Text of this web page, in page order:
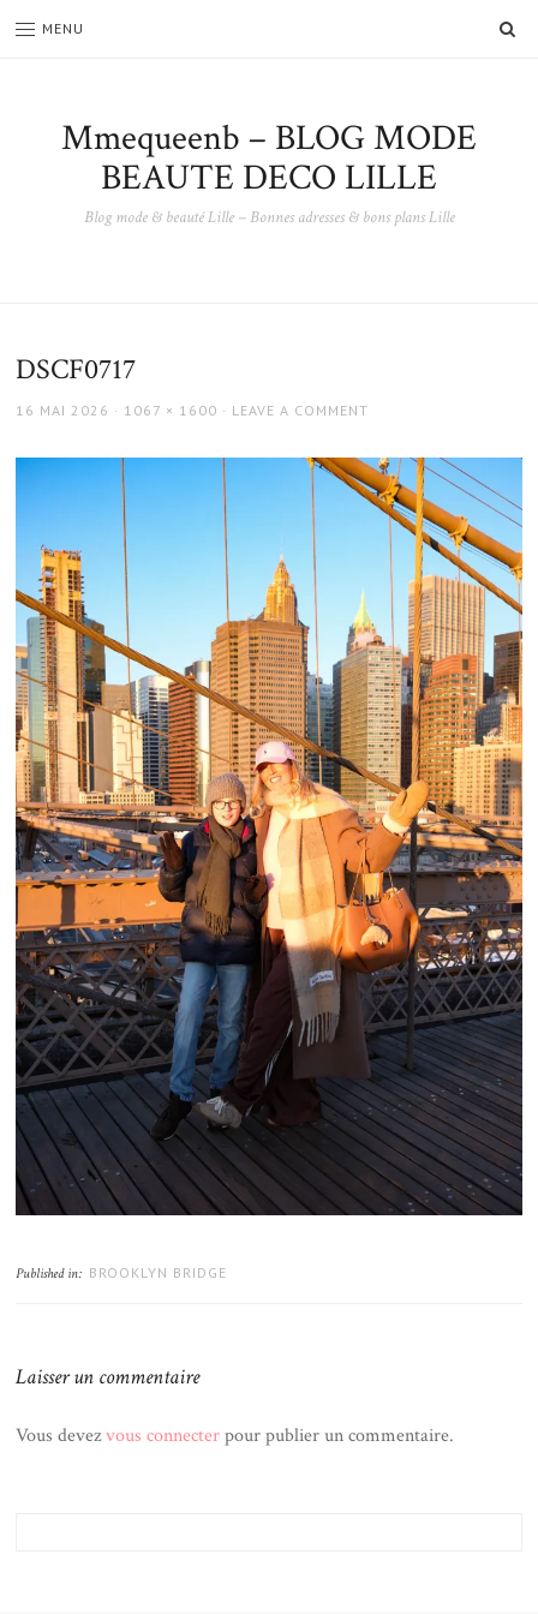
MENU
Mmequeenb – BLOG MODE
BEAUTE DECO LILLE
Blog mode & beauté Lille – Bonnes adresses & bons plans Lille
DSCF0717
POSTED
16 MAI 2026
FULL
1067 × 1600 LEAVE A COMMENT
Published in: BROOKLYN BRIDGE
Laisser un commentaire
Vous devezvous connecterpour publier un commentaire.